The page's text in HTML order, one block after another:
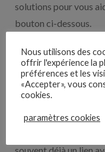
solutions pour vous
bouton ci-dessous.
Nos
Découvrez nos
multidiffuseurs, sites
Nous utilisons des
offrir l'expérience la
préférences et les
«Accepter», vous
cookies.
paramètres cookies